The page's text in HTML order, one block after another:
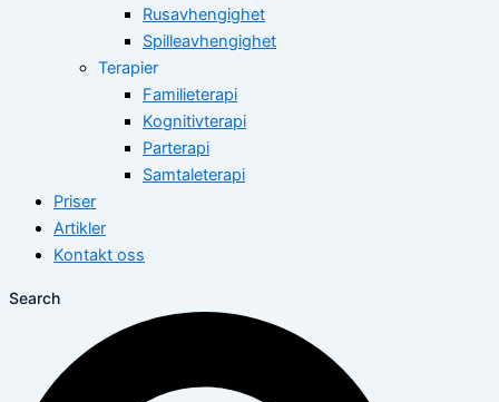
Rusavhengighet
Spilleavhengighet
Terapier
Familieterapi
Kognitivterapi
Parterapi
Samtaleterapi
Priser
Artikler
Kontakt oss
Search